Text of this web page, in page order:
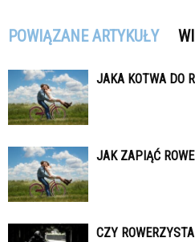
POWIĄZANE ARTYKUŁY
JAKA KOTWA DO
JAK ZAPIĄĆ
CZY